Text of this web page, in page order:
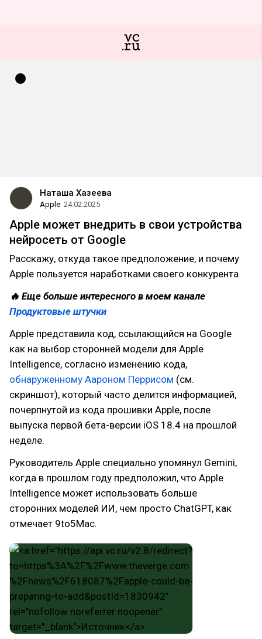
Наташа Хазеева
Apple 24.02.2025
Apple может внедрить в свои устройства
нейросеть от Google
Расскажу, откуда такое предположение, и почему
Apple пользуется наработками своего конкурента
🔥 Еще больше интересного в моем канале
Продуктовые штучки
Apple представила код, ссылающийся на Google
как на выбор сторонней модели для Apple
Intelligence, согласно изменению кода,
обнаруженному Аароном Перрисом (см.
скриншот), который часто делится информацией,
почерпнутой из кода прошивки Apple, после
выпуска первой бета-версии iOS 18.4 на прошлой
неделе.
Руководитель Apple специально упомянул Gemini,
когда в прошлом году предположил, что Apple
Intelligence может использовать больше
сторонних моделей ИИ, чем просто ChatGPT, как
отмечает 9to5Mac.